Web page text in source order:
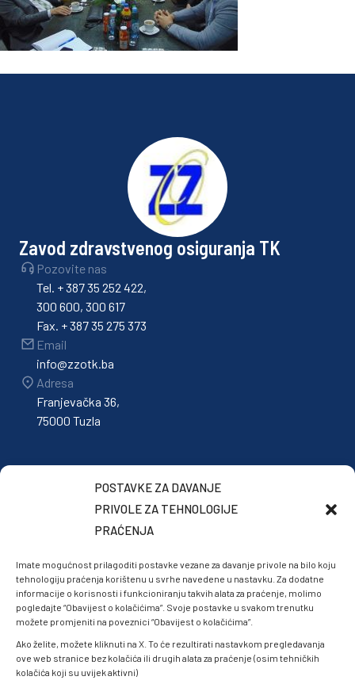
POSTAVKE ZA DAVANJE
PRIVOLE ZA TEHNOLOGIJE
PRAĆENJA
Imate mogućnost prilagoditi postavke vezane za davanje privole na bilo koju
tehnologiju praćenja korištenu u svrhe navedene u nastavku. Za dodatne
informacije o korisnosti i funkcioniranju takvih alata za praćenje, molimo
pogledajte “Obavijest o kolačićima”. Svoje postavke u svakom trenutku
možete promjeniti na poveznici “Obavijest o kolačićima”.
Ako želite, možete kliknuti na X. To će rezultirati nastavkom pregledavanja
ove web stranice bez kolačića ili drugih alata za praćenje (osim tehničkih
kolačića koji su uvijek aktivni)
Zavod zdravstvenog osiguranja TK
Pozovite nas
Tel. + 387 35 252 422,
300 600, 300 617
Fax. + 387 35 275 373
Email
info@zzotk.ba
Adresa
Franjevačka 36,
75000 Tuzla